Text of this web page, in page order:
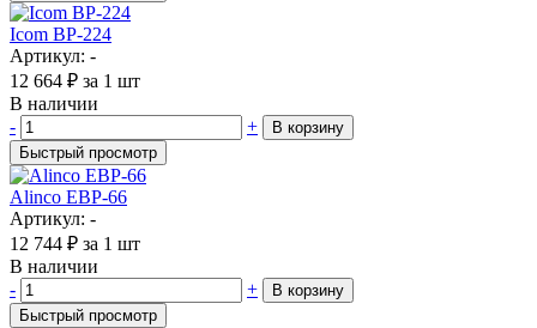
Icom BP-224
Артикул: -
12 664 ₽ за 1 шт
В наличии
-
+
В корзину
Быстрый просмотр
Alinco EBP-66
Артикул: -
12 744 ₽ за 1 шт
В наличии
-
+
В корзину
Быстрый просмотр